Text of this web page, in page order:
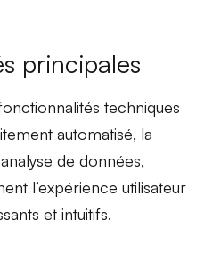
principales
techniques
automatisé, la
analyse de données,
l’expérience utilisateur
et intuitifs.